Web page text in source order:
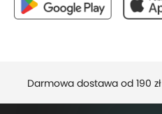
Darmowa dostawa od 190 zł